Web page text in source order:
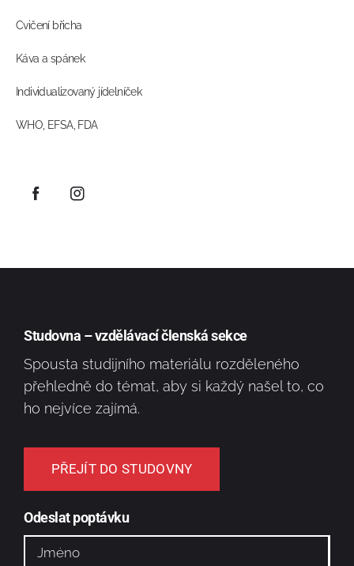
Cvičení břicha
Káva a spánek
Individualizovaný jídelníček
WHO, EFSA, FDA
Studovna – vzdělávací členská sekce
Spousta studijního materiálu rozděleného
přehledně do témat, aby si každý našel to, co
ho nejvíce zajímá.
PŘEJÍT DO STUDOVNY
Odeslat poptávku